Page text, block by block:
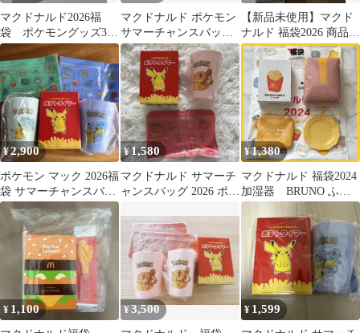
マクドナルド2026福
袋 ポケモングッズ3点
セット
マクドナルド ポケモン
サマーチャンスバッグ
2026 グッズのみ
【新品未使用】マクド
ナルド 福袋2026 商品無
料券（10枚入り）
¥2,900
ポケモン マック 2026福
袋 サマーチャンスバッ
グ マクドナルド
¥ 1,580
マクドナルド サマーチ
ャンスバッグ 2026 ポケ
¥1,380
マクドナルド 福袋2024
加湿器 BRUNO ふく
袋 4点セット ポテト
¥ 1,100 ¥3,500 ¥ 1,599